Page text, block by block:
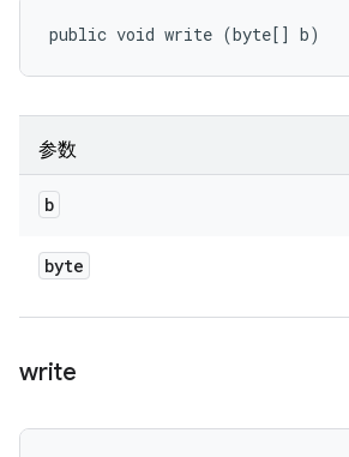
public void write (byte[] b)
参数
b
byte
write